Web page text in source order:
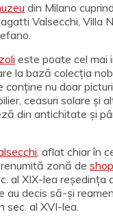
din Milano
Valsecchi, Villa
este poate cel mai
la bază colecția
conține nu doar
ceasuri solare și
din antichitate și
, aflat chiar în
zonă de
al XIX-lea reședința
au decis să-și
sec. al XVI-lea.